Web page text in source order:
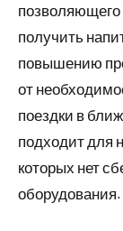
получить
повышению
от
поездки в
подходит для
которых нет
оборудования.